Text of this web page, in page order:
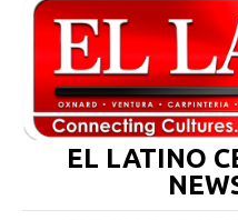
EL LATINO